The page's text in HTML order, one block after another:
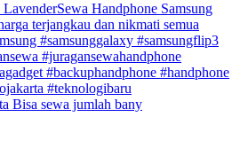
Bisa sewa jumlah bany